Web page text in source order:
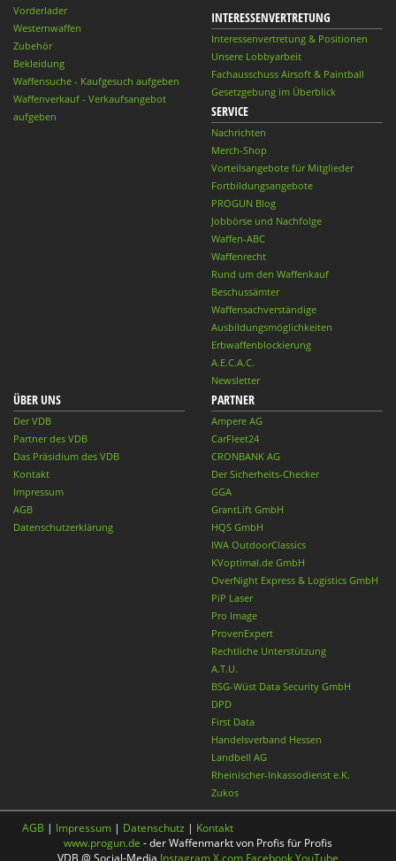
Vorderlader
Westernwaffen
Zubehör
Bekleidung
Waffensuche - Kaufgesuch aufgeben
Waffenverkauf - Verkaufsangebot
aufgeben
INTERESSENVERTRETUNG
Interessenvertretung & Positionen
Unsere Lobbyarbeit
Fachausschuss Airsoft & Paintball
Gesetzgebung im Überblick
SERVICE
Nachrichten
Merch-Shop
Vorteilsangebote für Mitglieder
Fortbildungsangebote
PROGUN Blog
Jobbörse und Nachfolge
Waffen-ABC
Waffenrecht
Rund um den Waffenkauf
Beschussämter
Waffensachverständige
Ausbildungsmöglichkeiten
Erbwaffenblockierung
A.E.C.A.C.
Newsletter
ÜBER UNS
Der VDB
Partner des VDB
Das Präsidium des VDB
Kontakt
Impressum
AGB
Datenschutzerklärung
PARTNER
Ampere AG
CarFleet24
CRONBANK AG
Der Sicherheits-Checker
GGA
GrantLift GmbH
HQS GmbH
IWA OutdoorClassics
KVoptimal.de GmbH
OverNight Express & Logistics GmbH
PiP Laser
Pro Image
ProvenExpert
Rechtliche Unterstützung
A.T.U.
BSG-Wüst Data Security GmbH
DPD
First Data
Handelsverband Hessen
Landbell AG
Rheinischer-Inkassodienst e.K.
Zukos
AGB | Impressum | Datenschutz | Kontakt
www.progun.de - der Waffenmarkt von Profis für Profis
VDB @ Social-Media InstagramX.com FacebookYouTube